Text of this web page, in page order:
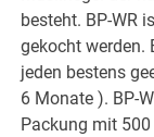
besteht. BP-WR
gekocht werden.
jeden bestens
6 Monate ). BP-
Packung mit